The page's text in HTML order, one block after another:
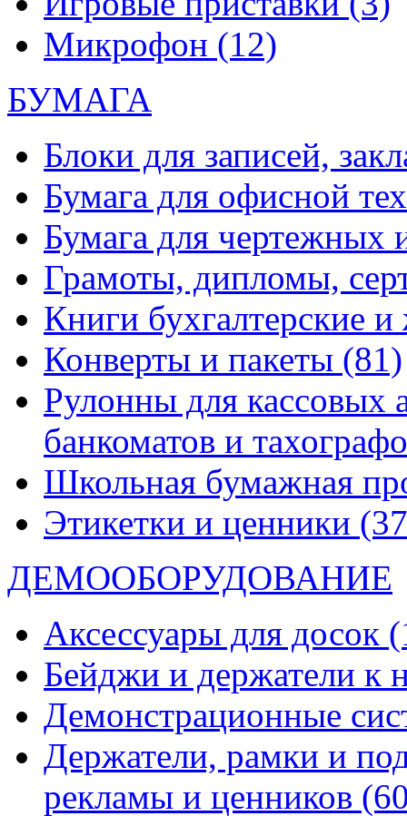
Микрофон (12)
БУМАГА
Блоки для записей,
Бумага для офисной
Бумага для чертежных
Грамоты, дипломы,
Книги бухгалтерские
Конверты и пакеты (81)
Рулонны для кассовых
банкоматов и
Школьная бумажная
Этикетки и ценники
ДЕМООБОРУДОВАНИЕ
Аксессуары для досок
Бейджи и держатели к
Демонстрационные
Держатели, рамки и
рекламы и ценников